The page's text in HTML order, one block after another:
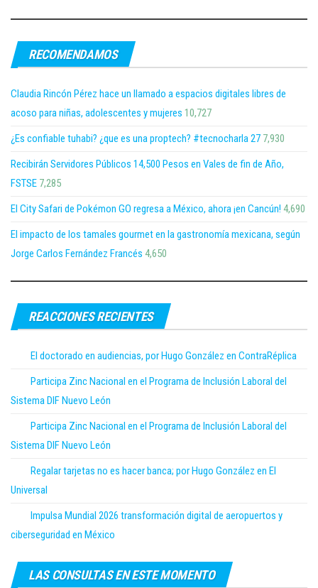
RECOMENDAMOS
Claudia Rincón Pérez hace un llamado a espacios digitales libres de
acoso para niñas, adolescentes y mujeres 10,727
¿Es confiable tuhabi? ¿que es una proptech? #tecnocharla 27 7,930
Recibirán Servidores Públicos 14,500 Pesos en Vales de fin de Año,
FSTSE 7,285
El City Safari de Pokémon GO regresa a México, ahora ¡en Cancún! 4,690
El impacto de los tamales gourmet en la gastronomía mexicana, según
Jorge Carlos Fernández Francés 4,650
REACCIONES RECIENTES
El doctorado en audiencias, por Hugo González en ContraRéplica
Participa Zinc Nacional en el Programa de Inclusión Laboral del
Sistema DIF Nuevo León
Participa Zinc Nacional en el Programa de Inclusión Laboral del
Sistema DIF Nuevo León
Regalar tarjetas no es hacer banca; por Hugo González en El
Universal
Impulsa Mundial 2026 transformación digital de aeropuertos y
ciberseguridad en México
LAS CONSULTAS EN ESTE MOMENTO